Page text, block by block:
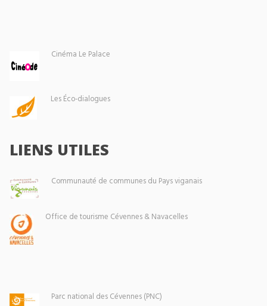
Cinéma Le Palace
Les Éco-dialogues
LIENS UTILES
Communauté de communes du Pays viganais
Office de tourisme Cévennes & Navacelles
Parc national des Cévennes (PNC)